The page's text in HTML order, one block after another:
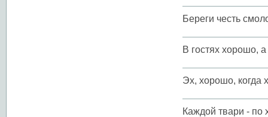
Береги честь
В гостях хорошо,
Эх, хорошо, когда
Каждой твари - по